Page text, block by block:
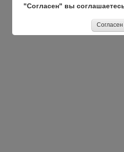
"Согласен" вы
Согласен